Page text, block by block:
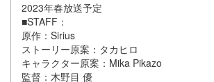
2023年春放送予定
■STAFF：
原作：Sirius
ストーリー原案：タカヒロ
キャラクター原案：Mika Pikazo
監督：木野目 優